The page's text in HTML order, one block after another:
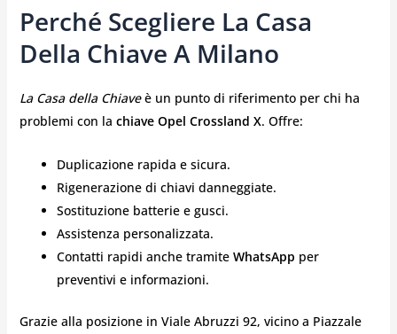
Perché Scegliere La Casa
Della Chiave A Milano
La Casa della Chiaveè un punto di riferimento per chi ha
problemi con la chiave Opel Crossland X. Offre:
Duplicazione rapida e sicura.
Rigenerazione di chiavi danneggiate.
Sostituzione batterie e gusci.
Assistenza personalizzata.
Contatti rapidi anche tramite WhatsApp per
preventivi e informazioni.
Grazie alla posizione in Viale Abruzzi 92, vicino a Piazzale